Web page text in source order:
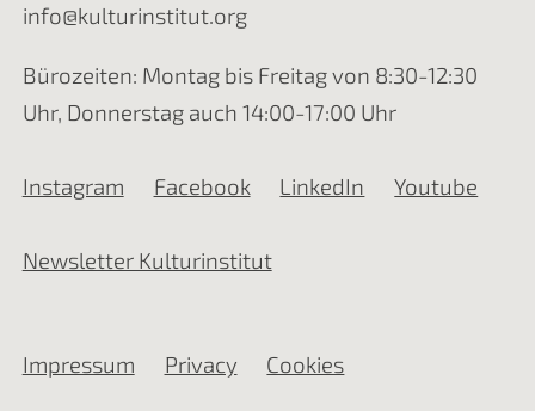
info@kulturinstitut.org
Bürozeiten: Montag bis Freitag von 8:30-12:30
Uhr, Donnerstag auch 14:00-17:00 Uhr
Instagram Facebook LinkedIn Youtube
Newsletter Kulturinstitut
Impressum Privacy Cookies